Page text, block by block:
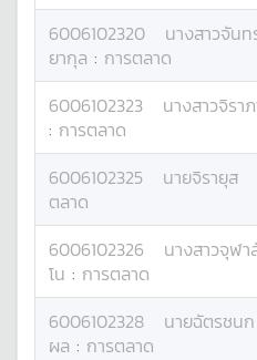
6006102320 นางสาวจันท
ยากุล : การตลาด
6006102323 นางสาวจิรา
: การตลาด
6006102325 นายจิรายุส
ตลาด
6006102326 นางสาวจุฬ
โน : การตลาด
6006102328 นายฉัตรชนก
ผล : การตลาด